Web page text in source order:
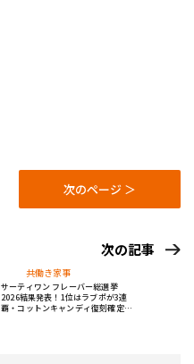
次のページ ＞
次の記事
共働き家事
サーティワン フレーバー総選挙
2026結果発表！1位はラブポが3連
覇・コットンキャンディ復刻確定・